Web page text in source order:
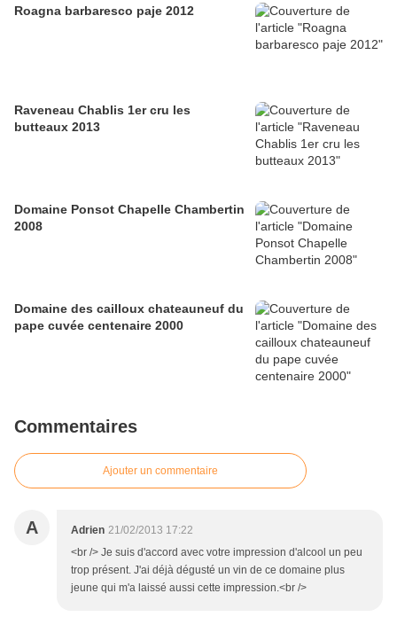
Roagna barbaresco paje 2012
Raveneau Chablis 1er cru les
butteaux 2013
Domaine Ponsot Chapelle Chambertin
2008
Domaine des cailloux chateauneuf du
pape cuvée centenaire 2000
Commentaires
Ajouter un commentaire
A Adrien 21/02/2013 17:22
<br /> Je suis d'accord avec votre impression d'alcool un peu
trop présent. J'ai déjà dégusté un vin de ce domaine plus
jeune qui m'a laissé aussi cette impression.<br />